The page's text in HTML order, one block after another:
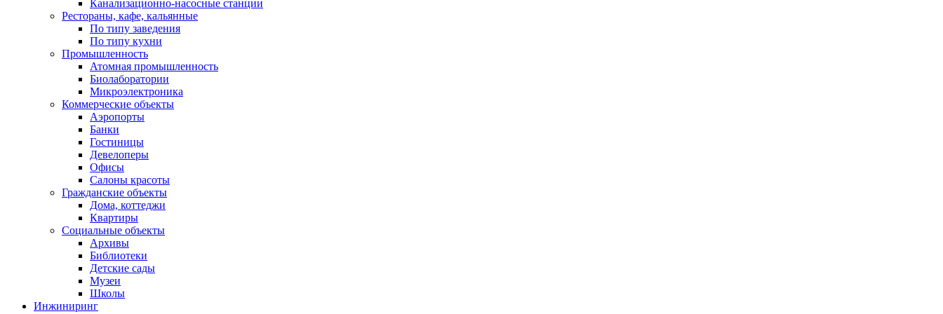
Канализационно-насосные станции
Рестораны, кафе, кальянные
По типу заведения
По типу кухни
Промышленность
Атомная промышленность
Биолаборатории
Микроэлектроника
Коммерческие объекты
Аэропорты
Банки
Гостиницы
Девелоперы
Офисы
Салоны красоты
Гражданские объекты
Дома, коттеджи
Квартиры
Социальные объекты
Архивы
Библиотеки
Детские сады
Музеи
Школы
Инжиниринг